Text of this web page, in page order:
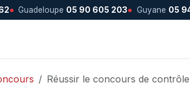
● Guadeloupe 05 90 605 203● Guyane 05
Réussir le concours de